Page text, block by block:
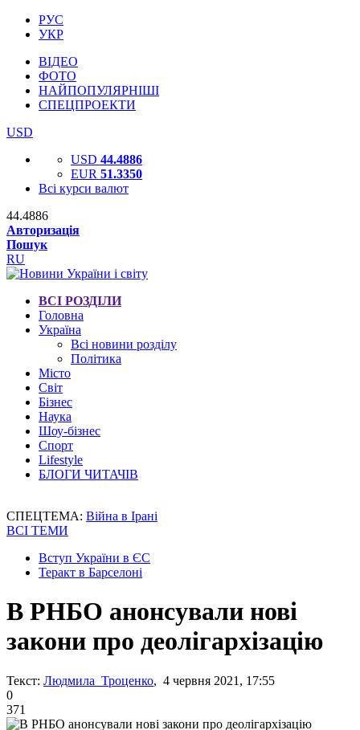
РУС
УКР
ВІДЕО
ФОТО
НАЙПОПУЛЯРНІШІ
СПЕЦПРОЕКТИ
USD
USD 44.4886
EUR 51.3350
Всі курси валют
44.4886
Авторизація
Пошук
RU
ВСІ РОЗДІЛИ
Головна
Україна
Всі новини розділу
Політика
Місто
Світ
Бізнес
Наука
Шоу-бізнес
Спорт
Lifestyle
БЛОГИ ЧИТАЧІВ
СПЕЦТЕМА: Війна в Ірані
ВСІ ТЕМИ
Вступ України в ЄС
Теракт в Барселоні
В РНБО анонсували нові
закони про деолігархізацію
Текст: Людмила Троценко, 4 червня 2021, 17:55
0
371